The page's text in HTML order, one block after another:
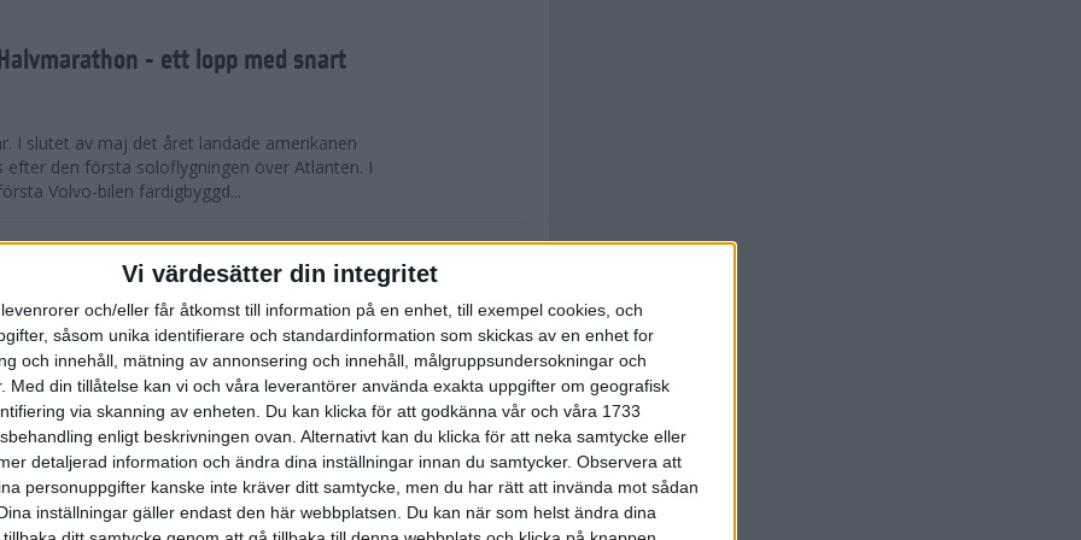
Vi värdesätter din integritet
och/eller får åtkomst till information på en enhet, till exempel cookies, och
såsom unika identifierare och standardinformation som skickas av en enhet for
och innehåll, mätning av annonsering och innehåll, målgruppsundersokningar och
Med din tillåtelse kan vi och våra leverantörer använda exakta uppgifter om geografisk
via skanning av enheten. Du kan klicka för att godkänna vår och våra 1733
enligt beskrivningen ovan. Alternativt kan du klicka för att neka samtycke eller
detaljerad information och ändra dina inställningar innan du samtycker. Observera att
personuppgifter kanske inte kräver ditt samtycke, men du har rätt att invända mot sådan
inställningar gäller endast den här webbplatsen. Du kan när som helst ändra dina
- ett lopp med snart
I slutet av maj det året landade amerikanen
efter den första soloflygningen över Atlanten. I
Volvo-bilen färdigbyggd...
till marans skapare
tisdagskvällen tilldelades Anders Olsson, som
starta Stockholm Marathon startades 1979,
för motionslöpningens ut...
och återhämtning
FLOWLIFE | Att springa under
utmaning som stärker både kropp och